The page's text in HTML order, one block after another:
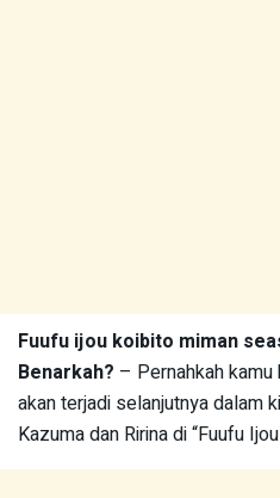
Fuufu ijou koibito miman
Benarkah? – Pernahkah
akan terjadi selanjutnya dalam
Kazuma dan Ririna di “Fuufu